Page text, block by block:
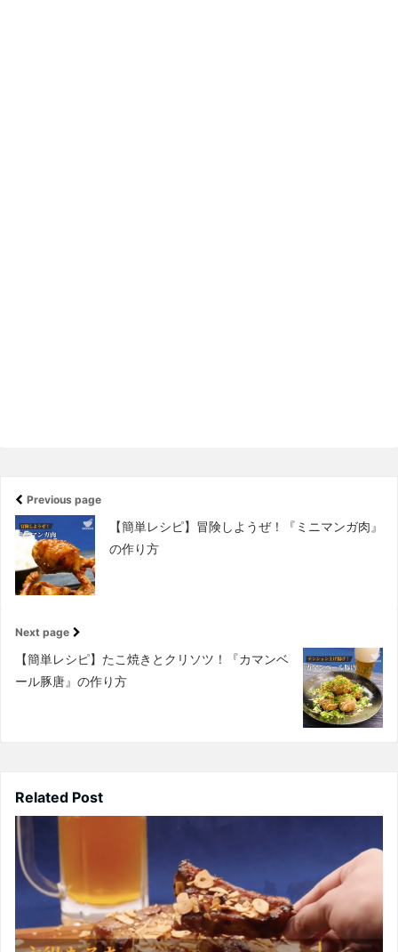
Previous page
【簡単レシピ】冒険しようぜ！『ミニマンガ肉』
の作り方
Next page
【簡単レシピ】たこ焼きとクリソツ！『カマンベ
ール豚唐』の作り方
Related Post